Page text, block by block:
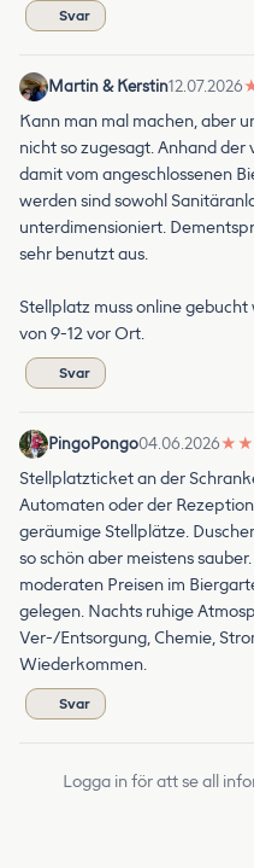
Svar
Martin & Kerstin12.07.2026
Kann man mal machen, aber
nicht so zugesagt. Anhand
damit vom angeschlossenen
werden sind sowohl
unterdimensioniert.
sehr benutzt aus.
Stellplatz muss online
von 9-12 vor Ort.
Svar
PingoPongo04.06.2026★ ★
Stellplatzticket an der
Automaten oder der
geräumige Stellplätze.
so schön aber meistens
moderaten Preisen im
gelegen. Nachts ruhige
Ver-/Entsorgung, Chemie,
Wiederkommen.
Svar
Logga in för att se all